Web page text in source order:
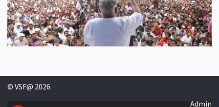
© VSF@ 2026
Admin